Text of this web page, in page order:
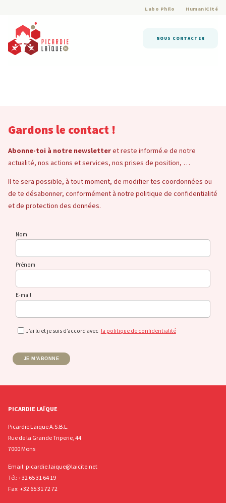
Labo Philo HumaniCité
NOUS CONTACTER
Gardons le contact !
Abonne-toi à notre newsletteret reste informé.e de notre
actualité, nos actions et services, nos prises de position, …
Il te sera possible, à tout moment, de modifier tes coordonnées ou
de te désabonner, conformément à notre politique de confidentialité
et de protection des données.
Nom
Prénom
E-mail
J’ai lu et je suis d’accord avec la politique de confidentialité
JE M'ABONNE
PICARDIE LAÏQUE
Picardie Laïque A.S.B.L.
Rue de la Grande Triperie, 44
7000 Mons
Email: picardie.laique@laicite.net
Tél: +32 65 31 64 19
Fax: +32 65 31 72 72